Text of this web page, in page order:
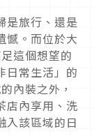
是旅行、還是
憾。而位於大
這個想望的
日常生活」的
內裝之外，
店內享用、洗
入該區域的日